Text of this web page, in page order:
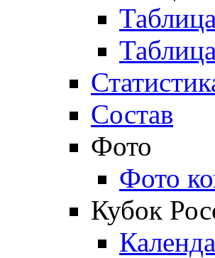
Таблица
Состав
Фото
Фото
Кубок